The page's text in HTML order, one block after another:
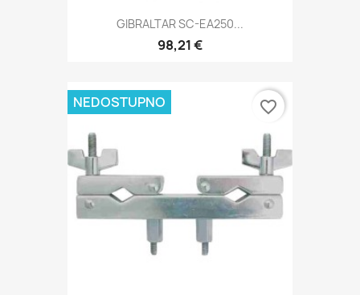
GIBRALTAR SC-EA250...
98,21 €
NEDOSTUPNO favorite_border